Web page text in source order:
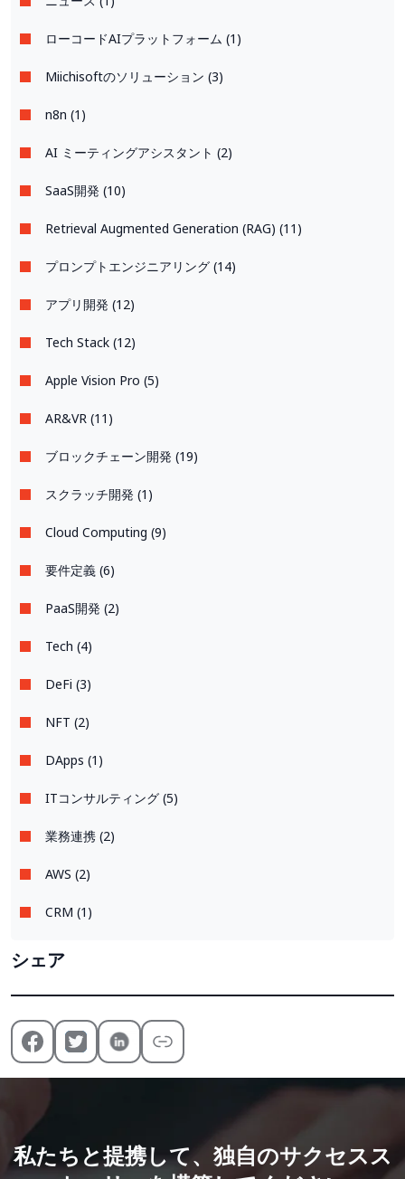
ローコードAIプラットフォーム (1)
Miichisoftのソリューション (3)
n8n (1)
AI ミーティングアシスタント (2)
SaaS開発 (10)
Retrieval Augmented Generation (RAG) (11)
プロンプトエンジニアリング (14)
アプリ開発 (12)
Tech Stack (12)
Apple Vision Pro (5)
AR&VR (11)
ブロックチェーン開発 (19)
スクラッチ開発 (1)
Cloud Computing (9)
要件定義 (6)
PaaS開発 (2)
Tech (4)
DeFi (3)
NFT (2)
DApps (1)
ITコンサルティング (5)
業務連携 (2)
AWS (2)
CRM (1)
シェア
私たちと提携して、独自のサクセスス